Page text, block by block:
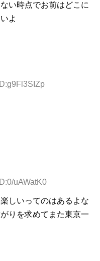
い時点でお前はどこに
よ
uAWatK0
しいってのはあるよな
りを求めてまた東京一